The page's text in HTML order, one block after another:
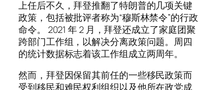
上任后不久，拜登推翻了特朗普的几项关键
政策，包括被批评者称为“穆斯林禁令”的行政
命令。 2021 年 2 月，拜登还成立了家庭团聚
跨部门工作组，以解决分离政策问题。周四
的统计数据标志着该工作组成立两周年。
然而，拜登因保留其前任的一些移民政策而
受到移民和难民权利组织以及他所在政党成